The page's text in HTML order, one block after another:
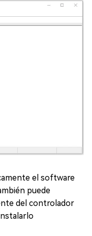
el software
puede
del controlador